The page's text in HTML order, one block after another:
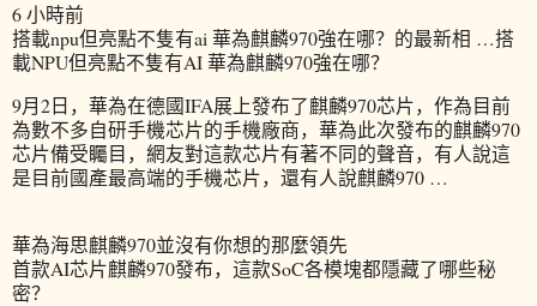
6 小時前
搭載npu但亮點不隻有ai 華為麒麟970強在哪？的最新相 …搭
載NPU但亮點不隻有AI 華為麒麟970強在哪？
9月2日，華為在德國IFA展上發布了麒麟970芯片，作為目前
為數不多自研手機芯片的手機廠商，華為此次發布的麒麟970
芯片備受矚目，網友對這款芯片有著不同的聲音，有人說這
是目前國產最高端的手機芯片，還有人說麒麟970 …
華為海思麒麟970並沒有你想的那麼領先
首款AI芯片麒麟970發布，這款SoC各模塊都隱藏了哪些秘
密？